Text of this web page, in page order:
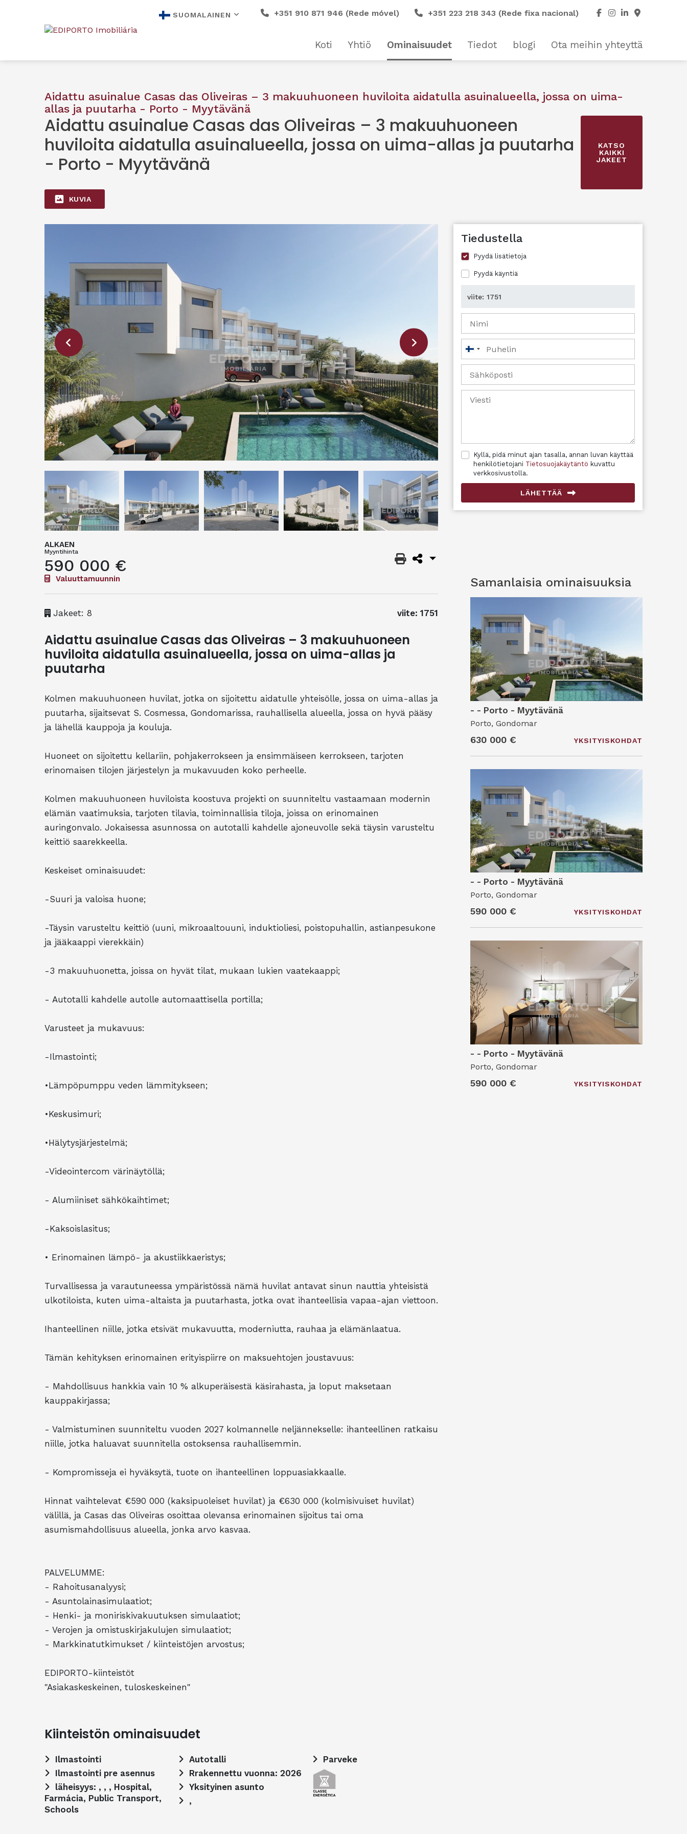
SUOMALAINEN +351 910 871 946 (Rede móvel) +351 223 218 343 (Rede fixa nacional)
Koti Yhtiö Ominaisuudet Tiedot blogi Ota meihin yhteyttä
Aidattu asuinalue Casas das Oliveiras – 3 makuuhuoneen huviloita aidatulla asuinalueella, jossa on uima-
allas ja puutarha - Porto - Myytävänä
Aidattu asuinalue Casas das Oliveiras – 3 makuuhuoneen
huviloita aidatulla asuinalueella, jossa on uima-allas ja puutarha
- Porto - Myytävänä
KATSO
KAIKKI
JAKEET
KUVIA
ALKAEN
Myyntihinta
590 000 €
Valuuttamuunnin
Jakeet: 8 viite: 1751
Aidattu asuinalue Casas das Oliveiras – 3 makuuhuoneen
huviloita aidatulla asuinalueella, jossa on uima-allas ja
puutarha
Kolmen makuuhuoneen huvilat, jotka on sijoitettu aidatulle yhteisölle, jossa on uima-allas ja
puutarha, sijaitsevat S. Cosmessa, Gondomarissa, rauhallisella alueella, jossa on hyvä pääsy
ja lähellä kauppoja ja kouluja.
Huoneet on sijoitettu kellariin, pohjakerrokseen ja ensimmäiseen kerrokseen, tarjoten
erinomaisen tilojen järjestelyn ja mukavuuden koko perheelle.
Kolmen makuuhuoneen huviloista koostuva projekti on suunniteltu vastaamaan modernin
elämän vaatimuksia, tarjoten tilavia, toiminnallisia tiloja, joissa on erinomainen
auringonvalo. Jokaisessa asunnossa on autotalli kahdelle ajoneuvolle sekä täysin varusteltu
keittiö saarekkeella.
Keskeiset ominaisuudet:
-Suuri ja valoisa huone;
-Täysin varusteltu keittiö (uuni, mikroaaltouuni, induktioliesi, poistopuhallin, astianpesukone
ja jääkaappi vierekkäin)
-3 makuuhuonetta, joissa on hyvät tilat, mukaan lukien vaatekaappi;
- Autotalli kahdelle autolle automaattisella portilla;
Varusteet ja mukavuus:
-Ilmastointi;
•Lämpöpumppu veden lämmitykseen;
•Keskusimuri;
•Hälytysjärjestelmä;
-Videointercom värinäytöllä;
- Alumiiniset sähkökaihtimet;
-Kaksoislasitus;
• Erinomainen lämpö- ja akustiikkaeristys;
Turvallisessa ja varautuneessa ympäristössä nämä huvilat antavat sinun nauttia yhteisistä
ulkotiloista, kuten uima-altaista ja puutarhasta, jotka ovat ihanteellisia vapaa-ajan viettoon.
Ihanteellinen niille, jotka etsivät mukavuutta, moderniutta, rauhaa ja elämänlaatua.
Tämän kehityksen erinomainen erityispiirre on maksuehtojen joustavuus:
- Mahdollisuus hankkia vain 10 % alkuperäisestä käsirahasta, ja loput maksetaan
kauppakirjassa;
- Valmistuminen suunniteltu vuoden 2027 kolmannelle neljännekselle: ihanteellinen ratkaisu
niille, jotka haluavat suunnitella ostoksensa rauhallisemmin.
- Kompromisseja ei hyväksytä, tuote on ihanteellinen loppuasiakkaalle.
Hinnat vaihtelevat €590 000 (kaksipuoleiset huvilat) ja €630 000 (kolmisivuiset huvilat)
välillä, ja Casas das Oliveiras osoittaa olevansa erinomainen sijoitus tai oma
asumismahdollisuus alueella, jonka arvo kasvaa.
PALVELUMME:
- Rahoitusanalyysi;
- Asuntolainasimulaatiot;
- Henki- ja moniriskivakuutuksen simulaatiot;
- Verojen ja omistuskirjakulujen simulaatiot;
- Markkinatutkimukset / kiinteistöjen arvostus;
EDIPORTO-kiinteistöt
"Asiakaskeskeinen, tuloskeskeinen"
Kiinteistön ominaisuudet
Ilmastointi
Ilmastointi pre asennus
Farmácia, Public Transport,
Schools
Autotalli
Rrakennettu vuonna: 2026
Yksityinen asunto
,
Parveke
Tiedustella
Pyydä lisätietoja
Pyydä käyntiä
Suomi
+358
Kyllä, pidä minut ajan tasalla, annan luvan käyttää
henkilötietojani Tietosuojakäytäntö kuvattu
verkkosivustolla.
LÄHETTÄÄ
Samanlaisia ​​ominaisuuksia
- - Porto - Myytävänä
Porto, Gondomar
630 000 € YKSITYISKOHDAT
- - Porto - Myytävänä
Porto, Gondomar
590 000 € YKSITYISKOHDAT
- - Porto - Myytävänä
Porto, Gondomar
590 000 € YKSITYISKOHDAT